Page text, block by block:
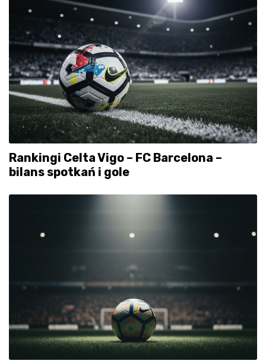
Rankingi Celta Vigo – FC Barcelona –
bilans spotkań i gole